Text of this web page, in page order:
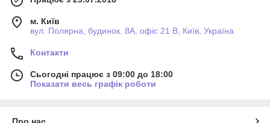
м. Київ
вул. Полярна, будинок. 8А, офіс 21 В, Київ, Україна
Контакти
Сьогодні працює з 09:00 до 18:00
Показати весь графік роботи